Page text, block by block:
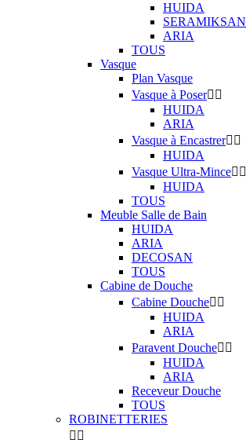
HUIDA
SERAMIKSAN
ARIA
TOUS
Vasque
Plan Vasque
Vasque à Poser 
HUIDA
ARIA
Vasque à Encastrer 
HUIDA
Vasque Ultra-Mince 
HUIDA
TOUS
Meuble Salle de Bain
HUIDA
ARIA
DECOSAN
TOUS
Cabine de Douche
Cabine Douche 
HUIDA
ARIA
Paravent Douche 
HUIDA
ARIA
Receveur Douche
TOUS
ROBINETTERIES
 